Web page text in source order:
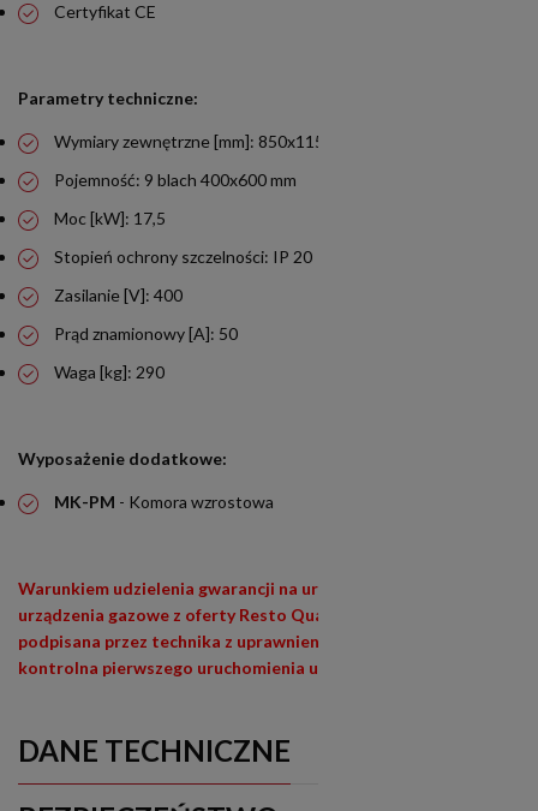
Certyfikat CE
Parametry techniczne:
Wymiary zewnętrzne [mm]: 850x1150x1200
Pojemność: 9 blach 400x600 mm
Moc [kW]: 17,5
Stopień ochrony szczelności: IP 20
Zasilanie [V]: 400
Prąd znamionowy [A]: 50
Waga [kg]: 290
Wyposażenie dodatkowe:
MK-PM - Komora wzrostowa
Warunkiem udzielenia gwarancji na urządzenia siłowe (400V) i
urządzenia gazowe z oferty Resto Quality jest wypełniona i
podpisana przez technika z uprawnieniami (E1,E3) lista
kontrolna pierwszego uruchomienia urządzenia
DANE TECHNICZNE